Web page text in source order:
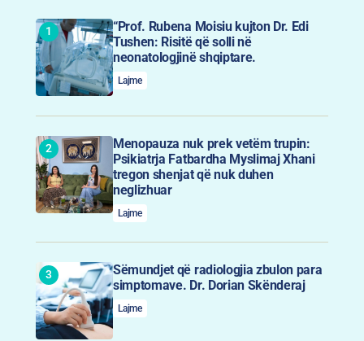
“Prof. Rubena Moisiu kujton Dr. Edi
Tushen: Risitë që solli në
neonatologjinë shqiptare.
Lajme
Menopauza nuk prek vetëm trupin:
Psikiatrja Fatbardha Myslimaj Xhani
tregon shenjat që nuk duhen
neglizhuar
Lajme
Sëmundjet që radiologjia zbulon para
simptomave. Dr. Dorian Skënderaj
Lajme